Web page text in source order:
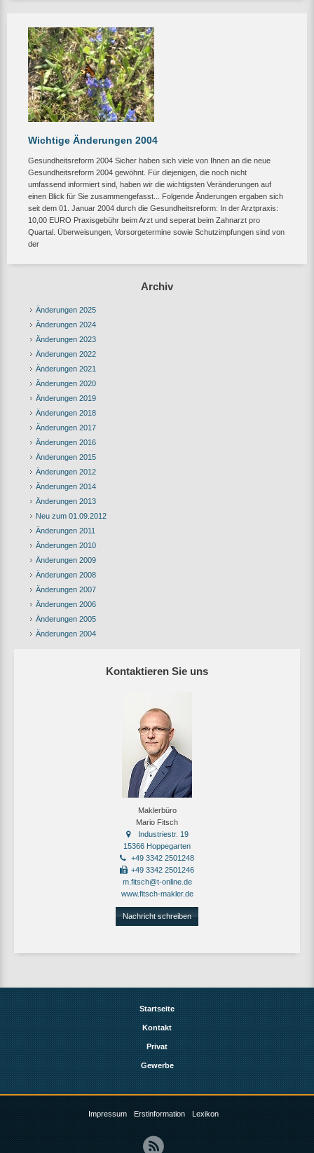
Archiv
Änderungen 2025
Änderungen 2024
Änderungen 2023
Änderungen 2022
Änderungen 2021
Änderungen 2020
Änderungen 2019
Änderungen 2018
Änderungen 2017
Änderungen 2016
Änderungen 2015
Änderungen 2012
Änderungen 2014
Änderungen 2013
Neu zum 01.09.2012
Änderungen 2011
Änderungen 2010
Änderungen 2009
Änderungen 2008
Änderungen 2007
Änderungen 2006
Änderungen 2005
Änderungen 2004
Kontaktieren Sie uns
Maklerbüro
Mario Fitsch
Industriestr. 19
15366 Hoppegarten
+49 3342 2501248
+49 3342 2501246
m.fitsch@t-online.de
www.fitsch-makler.de
Nachricht schreiben
Wichtige Änderungen 2004
Gesundheitsreform 2004 Sicher haben sich viele von Ihnen an die neue
Gesundheitsreform 2004 gewöhnt. Für diejenigen, die noch nicht
umfassend informiert sind, haben wir die wichtigsten Veränderungen auf
einen Blick für Sie zusammengefasst... Folgende Änderungen ergaben sich
seit dem 01. Januar 2004 durch die Gesundheitsreform: In der Arztpraxis:
10,00 EURO Praxisgebühr beim Arzt und seperat beim Zahnarzt pro
Quartal. Überweisungen, Vorsorgetermine sowie Schutzimpfungen sind von
der
Startseite
Kontakt
Privat
Gewerbe
Impressum Erstinformation Lexikon